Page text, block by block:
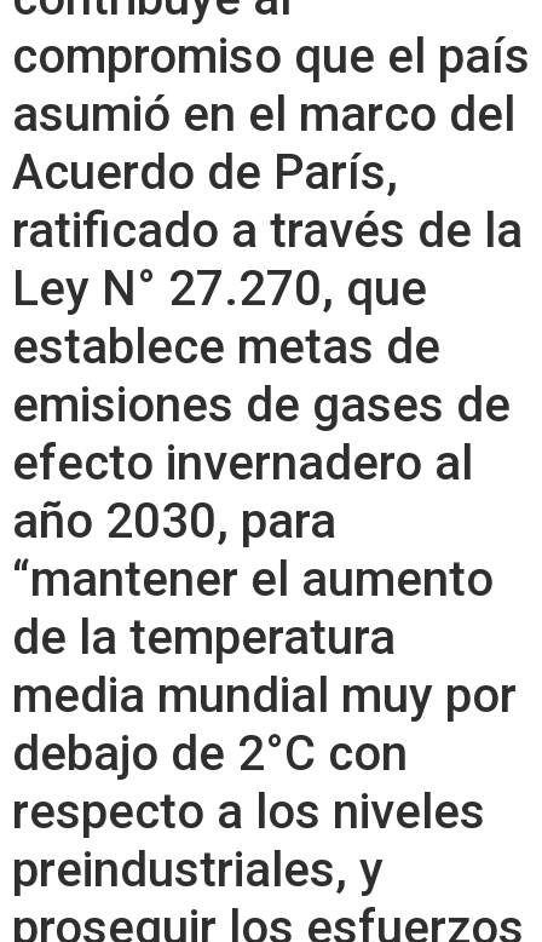
compromiso que el país
asumió en el marco del
Acuerdo de París,
ratificado a través de la
Ley N° 27.270, que
establece metas de
emisiones de gases de
efecto invernadero al
año 2030, para
“mantener el aumento
de la temperatura
media mundial muy por
debajo de 2°C con
respecto a los niveles
preindustriales, y
proseguir los esfuerzos